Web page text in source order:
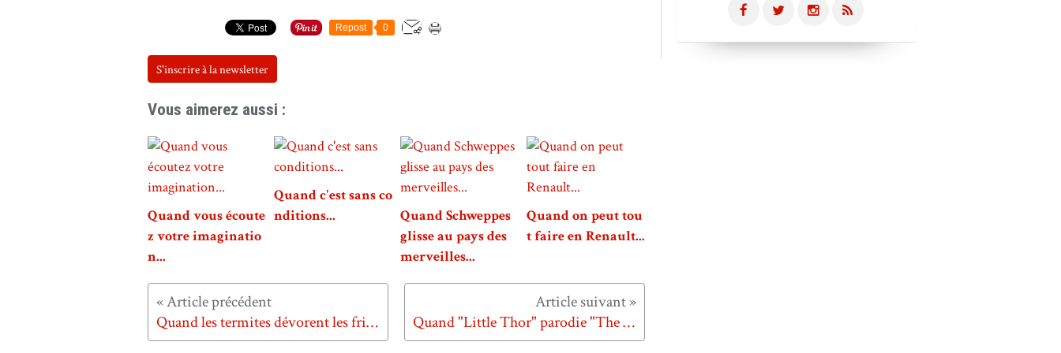
Repost 0
S'inscrire à la newsletter
Vous aimerez aussi :
Quand vous écoute
z votre imaginatio
n...
Quand c'est sans co
nditions...
Quand Schweppes
glisse au pays des
merveilles...
Quand on peut tou
t faire en Renault...
Quand les termites dévorent les frites... Quand "Little Thor" parodie "The Force"...